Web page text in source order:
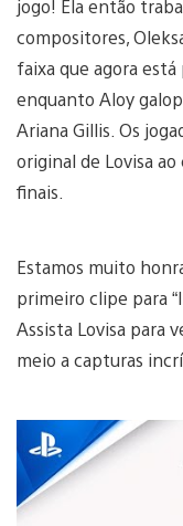
jogo! Ela então
compositores,
faixa que agora
enquanto Aloy
Ariana Gillis. Os
original de Lovisa
finais.
Estamos muito
primeiro clipe para
Assista Lovisa para
meio a capturas